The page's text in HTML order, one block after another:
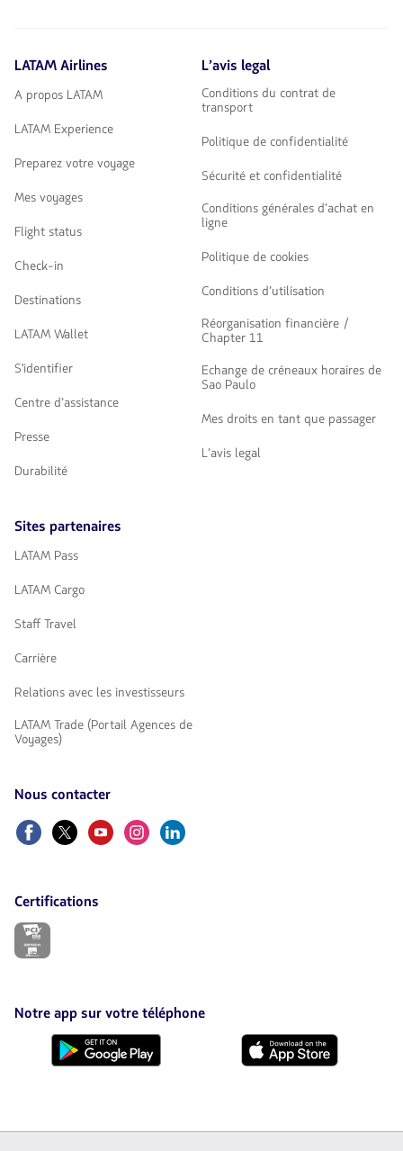
LATAM Airlines
A propos LATAM
LATAM Experience
Preparez votre voyage
Mes voyages
Flight status
Check-in
Destinations
LATAM Wallet
S'identifier
Centre d’assistance
Presse
Durabilité
L’avis legal
Conditions du contrat de
transport
Politique de confidentialité
Sécurité et confidentialité
Conditions générales d’achat en
ligne
Politique de cookies
Conditions d’utilisation
Réorganisation financière /
Chapter 11
Echange de créneaux horaires de
Sao Paulo
Mes droits en tant que passager
L’avis legal
Sites partenaires
LATAM Pass
LATAM Cargo
Staff Travel
Carrière
Relations avec les investisseurs
LATAM Trade (Portail Agences de
Voyages)
Nous contacter
FacebookTwitterYoutubeInstagram
LinkedIn
Certifications
Le
nouvel
onglet.
Notre app sur votre téléphone
Téléchargez-
Play
Téléchargez-